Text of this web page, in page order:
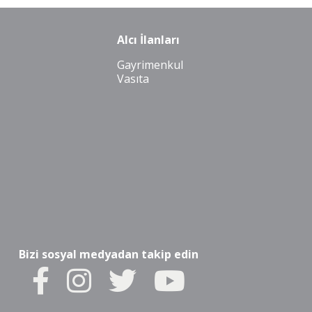
Alcı İlanları
Gayrimenkul
Vasıta
Bizi sosyal medyadan takip edin